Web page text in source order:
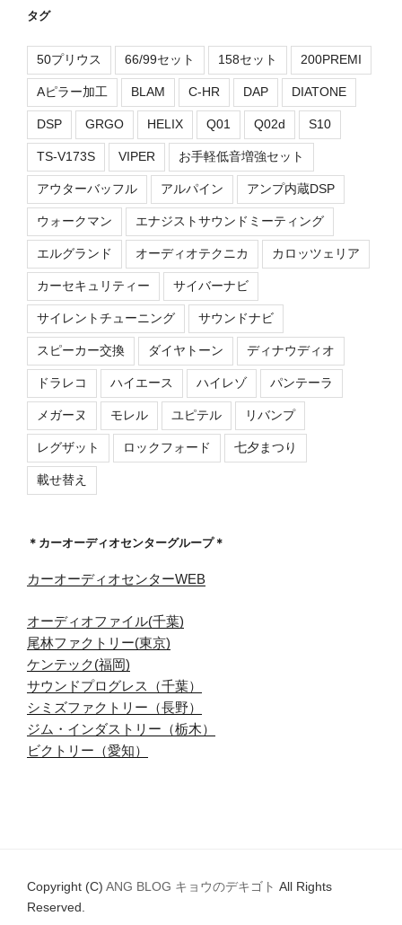
タグ
50プリウス 66/99セット 158セット 200PREMI
Aピラー加工 BLAM C-HR DAP DIATONE
DSP GRGO HELIX Q01 Q02d S10
TS-V173S VIPER お手軽低音増強セット
アウターバッフル アルパイン アンプ内蔵DSP
ウォークマン エナジストサウンドミーティング
エルグランド オーディオテクニカ カロッツェリア
カーセキュリティー サイバーナビ
サイレントチューニング サウンドナビ
スピーカー交換 ダイヤトーン ディナウディオ
ドラレコ ハイエース ハイレゾ パンテーラ
メガーヌ モレル ユピテル リバンプ
レグザット ロックフォード 七夕まつり
載せ替え
＊カーオーディオセンターグループ＊
カーオーディオセンターWEB
オーディオファイル(千葉)
尾林ファクトリー(東京)
ケンテック(福岡)
サウンドプログレス（千葉）
シミズファクトリー（長野）
ジム・インダストリー（栃木）
ビクトリー（愛知）
Copyright (C) ANG BLOG キョウのデキゴト All Rights
Reserved.